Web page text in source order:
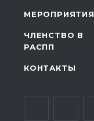
МЕРОПРИЯТИЯ
ЧЛЕНСТВО В
РАСПП
КОНТАКТЫ